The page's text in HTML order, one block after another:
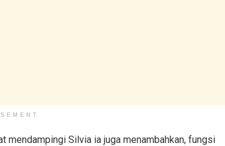
mendampingi Silvia ia juga menambahkan, fungsi